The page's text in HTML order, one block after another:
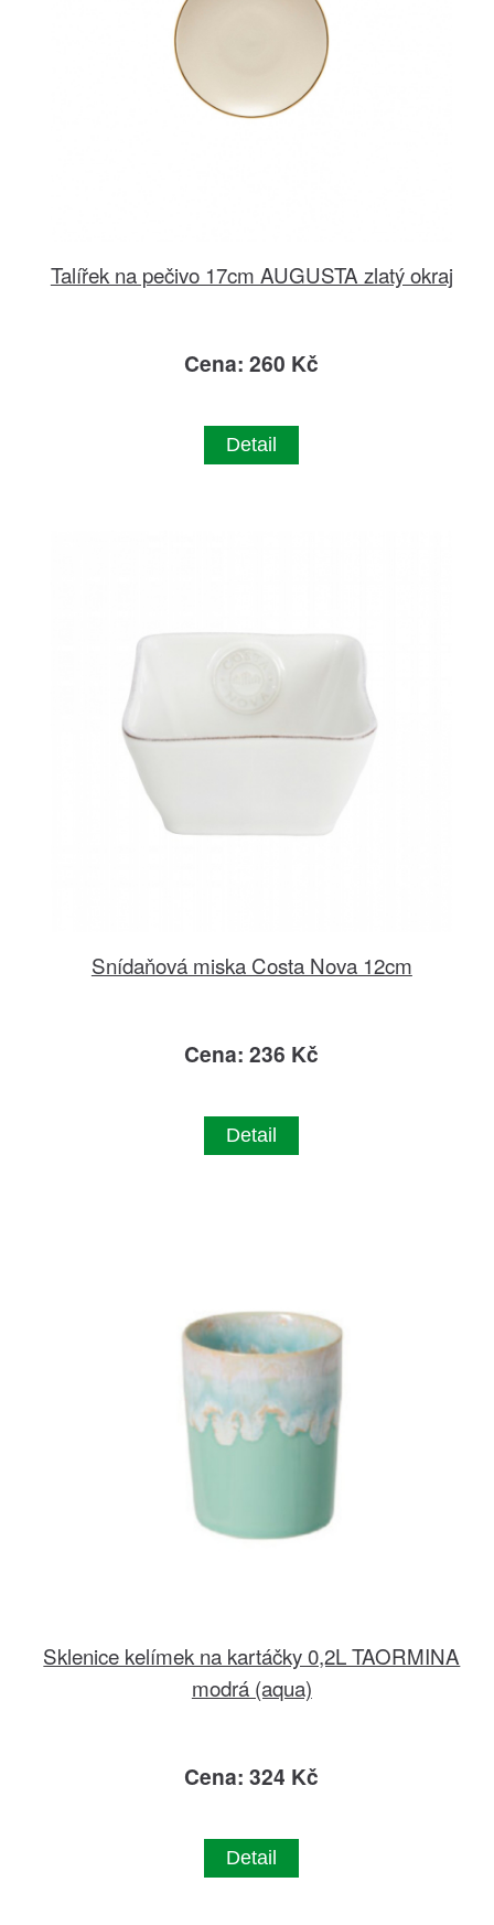
Talířek na pečivo 17cm AUGUSTA zlatý okraj
Cena: 260 Kč
Detail
Snídaňová miska Costa Nova 12cm
Cena: 236 Kč
Detail
Sklenice kelímek na kartáčky 0,2L TAORMINA
modrá (aqua)
Cena: 324 Kč
Detail